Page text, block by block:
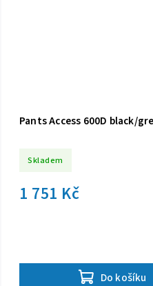
Pants Access 600D black/
Skladem
1 751 Kč
Do košíku